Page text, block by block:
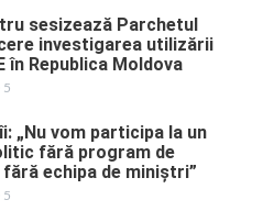
sesizează Parchetul
investigarea utilizării
în Republica Moldova
5
„Nu vom participa la un
fără program de
echipa de miniștri”
5